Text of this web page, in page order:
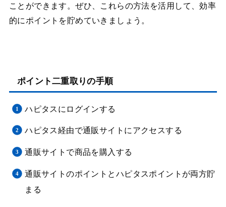
ことができます。ぜひ、これらの方法を活用して、効率
的にポイントを貯めていきましょう。
ポイント二重取りの手順
ハピタスにログインする
ハピタス経由で通販サイトにアクセスする
通販サイトで商品を購入する
通販サイトのポイントとハピタスポイントが両方貯
まる